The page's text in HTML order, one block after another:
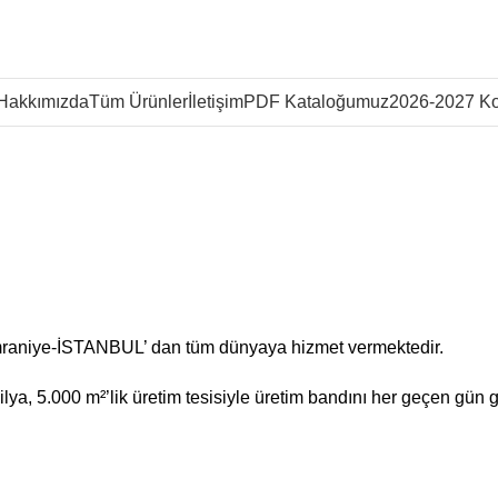
Tüm Ürünler İletişimPDF Kataloğumuz2026-2027
İSTANBUL’ dan tüm dünyaya hizmet vermektedir.
5.000 m²’lik üretim tesisiyle üretim bandını her geçen gün